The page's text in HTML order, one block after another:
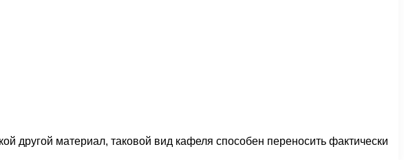
другой материал, таковой вид кафеля способен переносить фактически